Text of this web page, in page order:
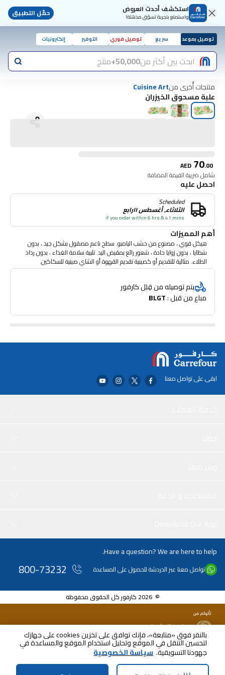
بالنقر فوق «متابعة»، فإنك توافق على تخزين cookies على جهازك
لتحسين التنقل في الموقع وتحليل استخدام الموقع والمساعدة في
جهودنا التسويقية. سياسة الخصوصية
استكشف أحدث العروض
واستمتع بتجربة تسوّق مذهلة! حمّل التطبيق
توصيل بموعد سريع توصيل فوري التوفير إلكترونيات
ابحث بين أكثر من50,000+ منتج
منتجات أُخرى منCuisine Art
علبة مسحوق الخيزران
AED 70.00
شامل ضريبة القيمة المضافة
احصل عليه
Scheduled
الثلاثاء, أغسطس ١١رابع
if you order within 6 hrs & 41 mins
أهم المميزات
هيكل قوي ، مصنوع من خشب البامبو. سطح ناعم مصقول بشكل جيد ، بدون
شظايا ، بدون زوايا حادة ، شعور رائع بمقبض اليد. تلبية سلامة الغذاء ، بدون رذاذ
الطلاء. مثالية للتقديم أو كصينية تقديم القهوة أو الشاي صينية للسكاكين.
يتم توصيله من قِبَل كارفور
مباع من قبل : BLGT
AED70.00
شامل ضريبة القيمة المضافة
ابقى على تواصل معنا
Have a question? We are here to help.
تواصل معنا عبر الدردشة للحصول على المساعدة 800-73232
© 2026 كارفور كل الحقوق محفوظة